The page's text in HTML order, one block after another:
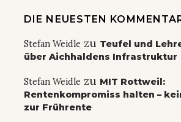
DIE NEUESTEN
Stefan Weidle zu Teufel und
über Aichhaldens Infrastruktur
Stefan Weidle zu MIT Rottweil:
Rentenkompromiss halten –
zur Frührente